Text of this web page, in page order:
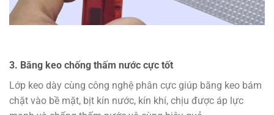
3. Băng keo chống thấm nước cực tốt
Lớp keo dày cùng công nghệ phân cực giúp băng keo bám
chặt vào bề mặt, bịt kín nước, kín khí, chịu được áp lực